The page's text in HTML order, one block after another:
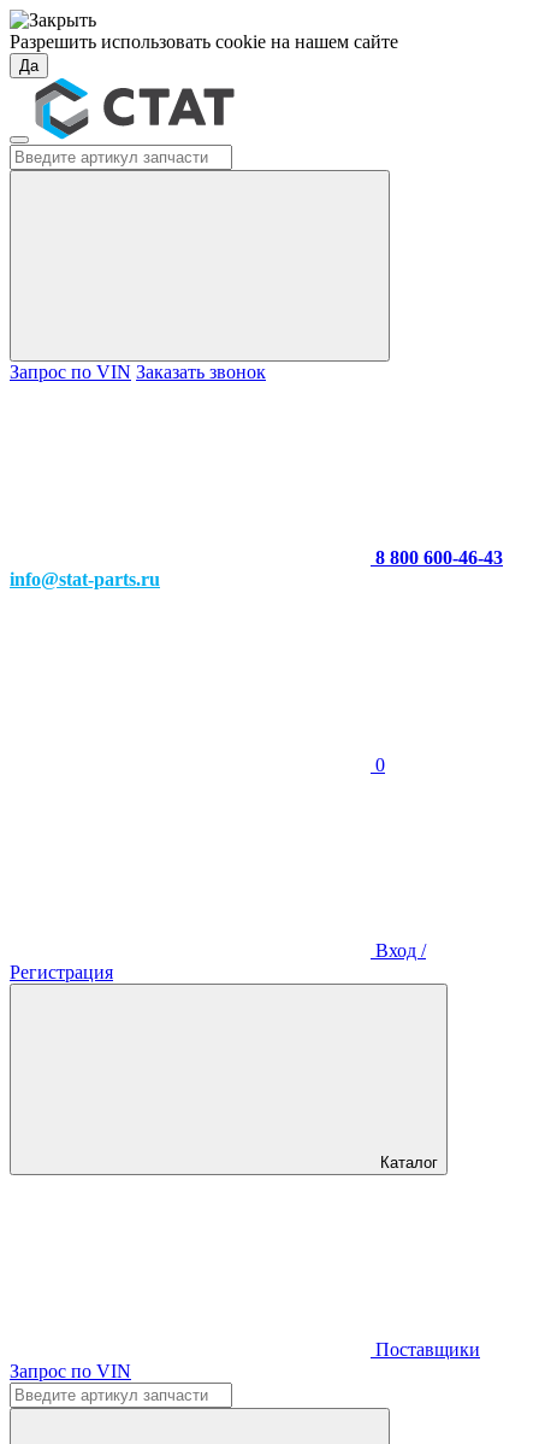
Разрешить использовать cookie на нашем сайте
Да
Запрос по VIN Заказать звонок
8 800 600-46-43
info@stat-parts.ru
0
Вход /
Регистрация
Каталог
Поставщики
Запрос по VIN